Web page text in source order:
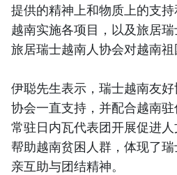
提供的精神上和物质上的支
越南实施各项目，以及旅居
旅居瑞士越南人协会对越南祖
伊聪先生表示，瑞士越南友
协会一直支持，并配合越南
常驻日内瓦代表团开展促进
帮助越南贫困人群，体现了
亲互助与团结精神。